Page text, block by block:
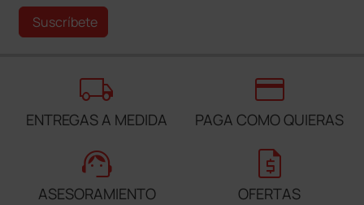
Suscríbete
local_shipping
ENTREGAS A MEDIDA
credit_card
PAGA COMO QUIERAS
support_agent
ASESORAMIENTO
request_quote
OFERTAS